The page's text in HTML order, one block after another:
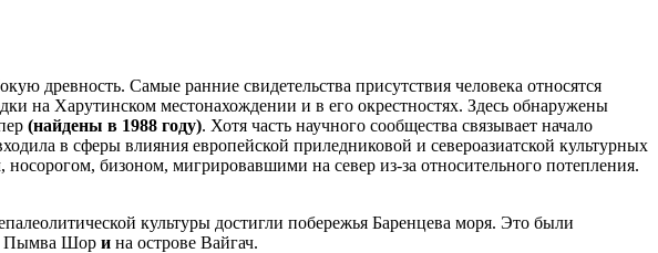
древность. Самые ранние свидетельства присутствия человека относятся
на Харутинском местонахождении и в его окрестностях. Здесь обнаружены
(найдены в 1988 году). Хотя часть научного сообщества связывает начало
в сферы влияния европейской приледниковой и североазиатской культурных
бизоном, мигрировавшими на север из-за относительного потепления.
культуры достигли побережья Баренцева моря. Это были
Пымва Шор и на острове Вайгач.